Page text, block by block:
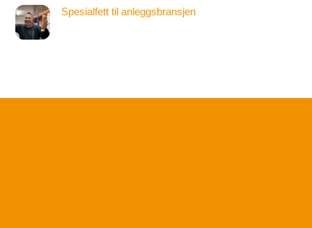
Spesialfett til anleggsbransjen